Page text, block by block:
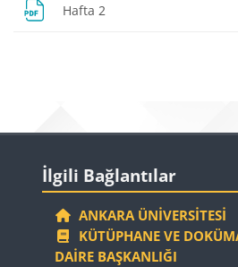
Hafta 2
Bloklar
İlgili Bağlantılar
ANKARA ÜNIVERSITESI
KÜTÜPHANE VE
DAIRE BAŞKANLIĞI